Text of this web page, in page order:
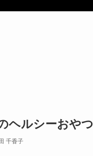
ヘルシーおやつ
千香子